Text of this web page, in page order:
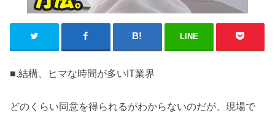
LINE
■.結構、ヒマな時間が多いIT業界
どのくらい同意を得られるがわからないのだが、現場で